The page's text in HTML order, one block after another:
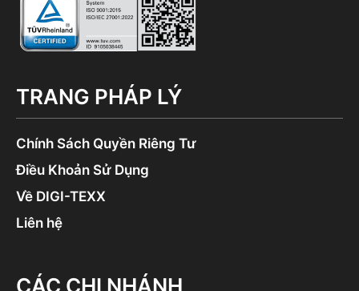
TRANG PHÁP LÝ
Chính Sách Quyền Riêng Tư
Điều Khoản Sử Dụng
Về DIGI-TEXX
Liên hệ
CÁC CHI NHÁNH